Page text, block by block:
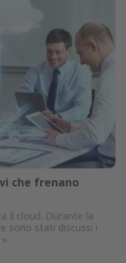
che frenano
il cloud. Durante la
sono stati discussi i
»